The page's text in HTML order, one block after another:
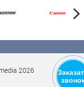
2026